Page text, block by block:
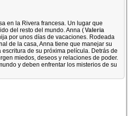
en la Rivera francesa. Un lugar que
del resto del mundo. Anna (Valeria
por unos días de vacaciones. Rodeada
de la casa, Anna tiene que manejar su
de su próxima película. Detrás de
miedos, deseos y relaciones de poder.
y deben enfrentar los misterios de su